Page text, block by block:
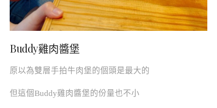
Buddy雞肉醬堡
原以為雙層手拍牛肉堡的個頭是最大的
但這個Buddy雞肉醬堡的份量也不小